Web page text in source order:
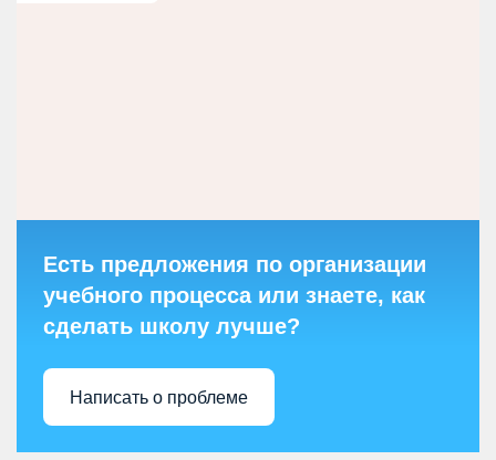
Есть предложения по организации
учебного процесса или знаете, как
сделать школу лучше?
Написать о проблеме